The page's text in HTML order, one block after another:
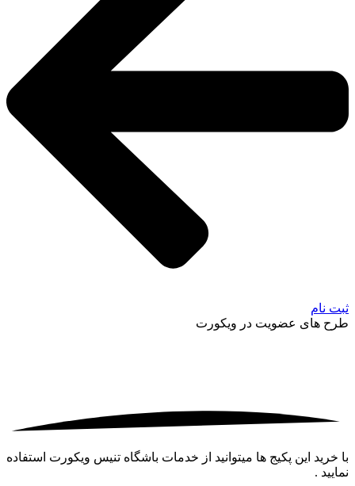
ثبت نام
طرح های عضویت در ویکورت
با خرید این پکیج ها میتوانید از خدمات باشگاه تنیس ویکورت استفاده
نمایید .